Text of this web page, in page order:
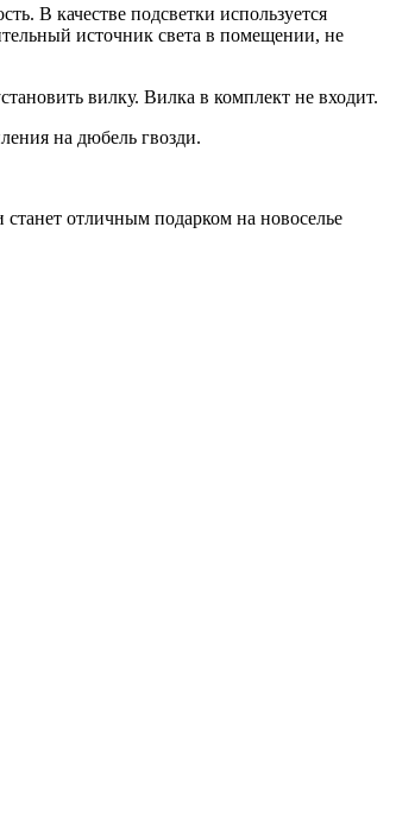
В качестве подсветки используется
источник света в помещении, не
вилку. Вилка в комплект не входит.
на дюбель гвозди.
отличным подарком на новоселье